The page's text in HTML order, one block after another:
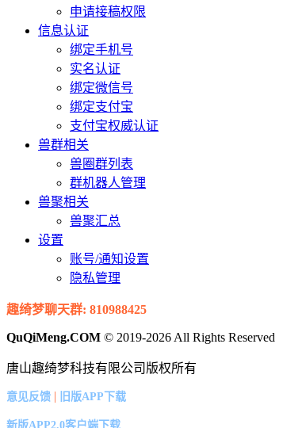
申请接稿权限
信息认证
绑定手机号
实名认证
绑定微信号
绑定支付宝
支付宝权威认证
兽群相关
兽圈群列表
群机器人管理
兽聚相关
兽聚汇总
设置
账号/通知设置
隐私管理
趣绮梦聊天群: 810988425
QuQiMeng.COM © 2019-2026 All Rights Reserved
唐山趣绮梦科技有限公司版权所有
意见反馈 | 旧版APP下载
新版APP2.0客户端下载